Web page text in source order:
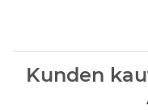
Kunden